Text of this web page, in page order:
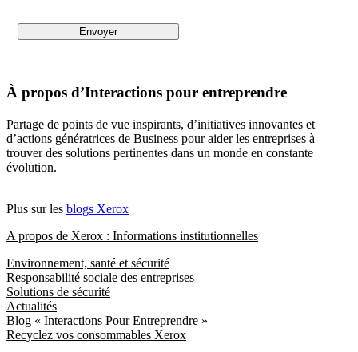
À propos d’Interactions pour entreprendre
Partage de points de vue inspirants, d’initiatives innovantes et
d’actions génératrices de Business pour aider les entreprises à
trouver des solutions pertinentes dans un monde en constante
évolution.
Plus sur les blogs Xerox
A propos de Xerox : Informations institutionnelles
Environnement, santé et sécurité
Responsabilité sociale des entreprises
Solutions de sécurité
Actualités
Blog « Interactions Pour Entreprendre »
Recyclez vos consommables Xerox